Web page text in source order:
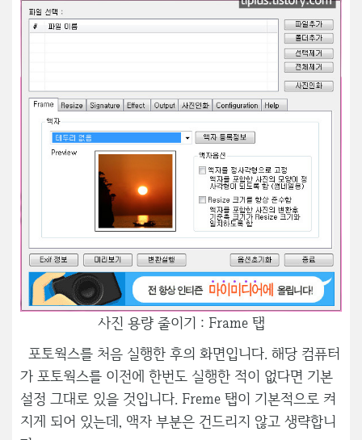
사진 용량 줄이기 : Frame 탭
포토웍스를 처음 실행한 후의 화면입니다. 해당 컴퓨터
가 포토웍스를 이전에 한번도 실행한 적이 없다면 기본
설정 그대로 있을 것입니다. Freme 탭이 기본적으로 켜
지게 되어 있는데, 액자 부분은 건드리지 않고 생략합니